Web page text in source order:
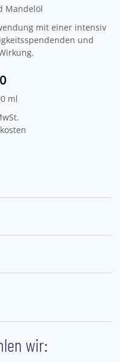
Mandelöl
mit einer intensiv
und
ml
wir: